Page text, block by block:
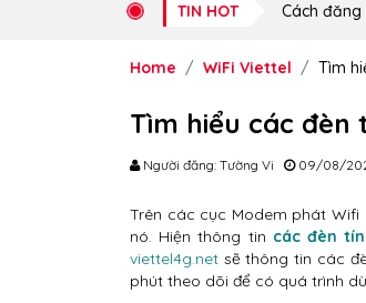
TIN HOT Cách
Home WiFi Viettel Tìm
Tìm hiểu các đèn
Người đăng: Tường Vi 09/08/
Trên các cục Modem phát
nó. Hiện thông tin các đèn
viettel4g.net sẽ thông tin các
phút theo dõi để có quá trình